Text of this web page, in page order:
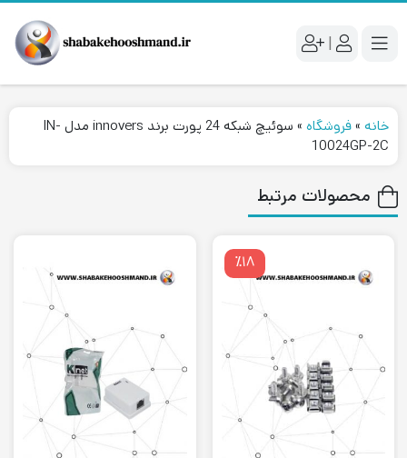
|
خانه »فروشگاه »
سوئیچ شبکه 24 پورت برند innovers مدل IN-
10024GP-2C
محصولات مرتبط
٪۱۸